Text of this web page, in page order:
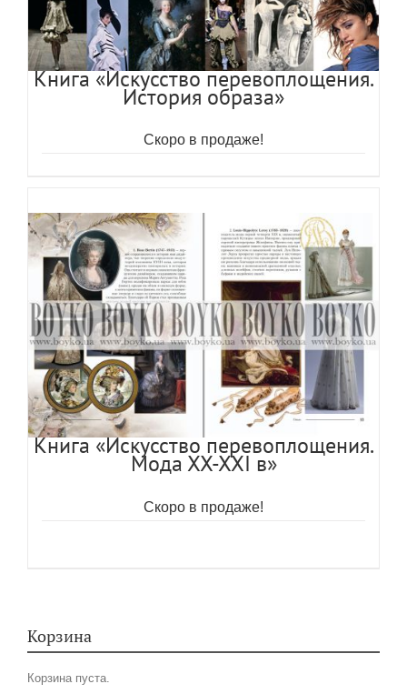
Книга «Искусство перевоплощения.
История образа»
Скоро в продаже!
Книга «Искусство перевоплощения.
Мода ХХ-ХХI в»
Скоро в продаже!
Корзина
Корзина пуста.